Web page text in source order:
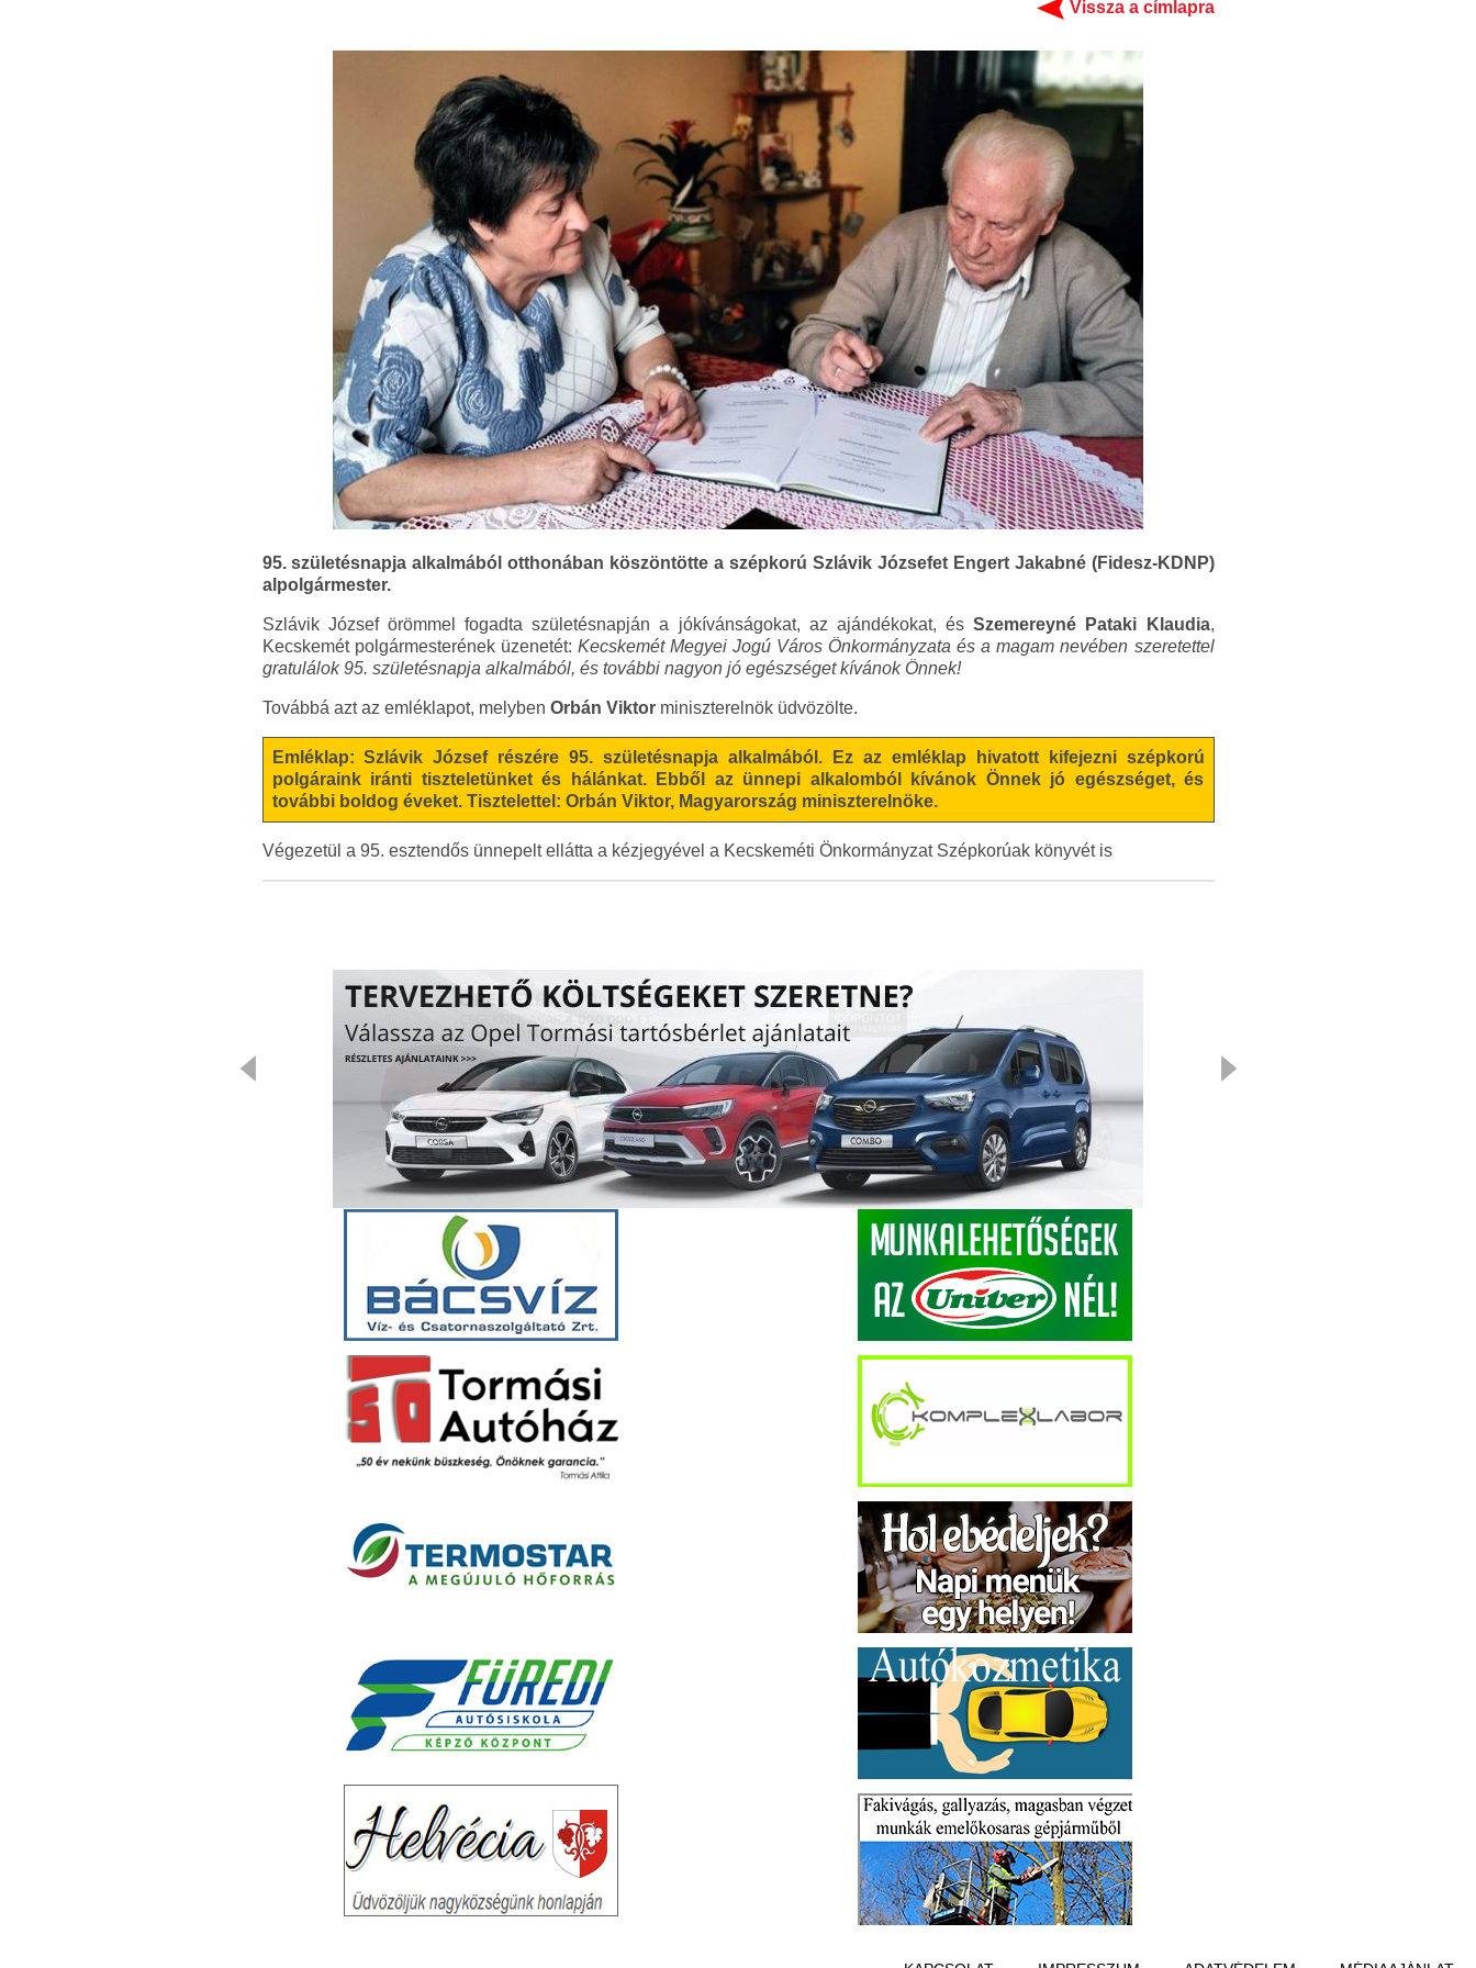
Vissza a címlapra
95. születésnapja alkalmából otthonában köszöntötte a szépkorú Szlávik Józsefet Engert Jakabné (Fidesz-KDNP)
alpolgármester.
Szlávik József örömmel fogadta születésnapján a jókívánságokat, az ajándékokat, ésSzemereyné Pataki Klaudia,
Kecskemét polgármesterének üzenetét: Kecskemét Megyei Jogú Város Önkormányzata és a magam nevében szeretettel
gratulálok 95. születésnapja alkalmából, és további nagyon jó egészséget kívánok Önnek!
Továbbá azt az emléklapot, melyben Orbán Viktorminiszterelnök üdvözölte.
Emléklap: Szlávik József részére 95. születésnapja alkalmából. Ez az emléklap hivatott kifejezni szépkorú
polgáraink iránti tiszteletünket és hálánkat. Ebből az ünnepi alkalomból kívánok Önnek jó egészséget, és
további boldog éveket. Tisztelettel: Orbán Viktor, Magyarország miniszterelnöke.
Végezetül a 95. esztendős ünnepelt ellátta a kézjegyével a Kecskeméti Önkormányzat Szépkorúak könyvét is